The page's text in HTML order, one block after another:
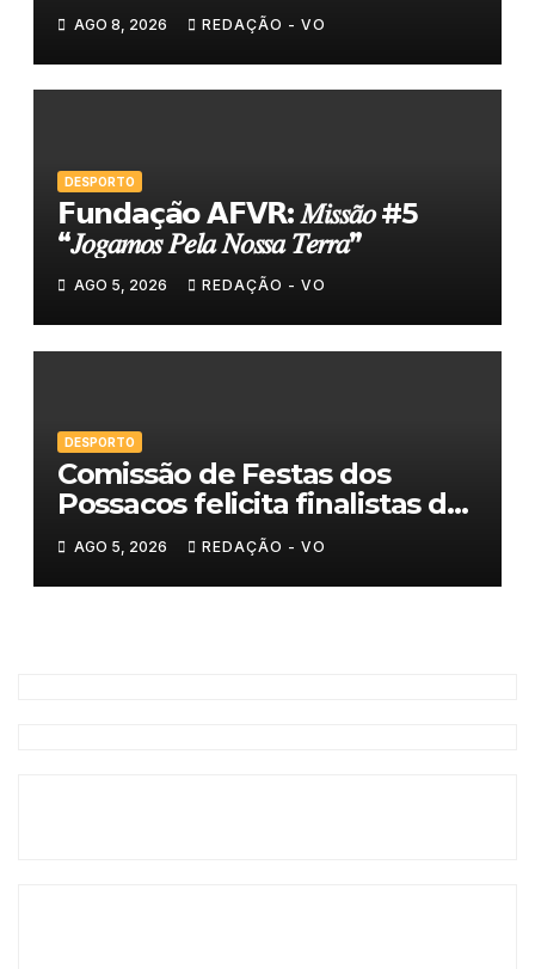
AGO 8, 2026 REDAÇÃO - VO
DESPORTO
𝗙𝘂𝗻𝗱𝗮𝗰̧𝗮̃𝗼 𝗔𝗙𝗩𝗥: 𝑀𝑖𝑠𝑠𝑎̃𝑜 #5
“𝐽𝑜𝑔𝑎𝑚𝑜𝑠 𝑃𝑒𝑙𝑎 𝑁𝑜𝑠𝑠𝑎 𝑇𝑒𝑟𝑟𝑎”
AGO 5, 2026 REDAÇÃO - VO
DESPORTO
Comissão de Festas dos
Possacos felicita finalistas do
Torneio de Sueca
AGO 5, 2026 REDAÇÃO - VO